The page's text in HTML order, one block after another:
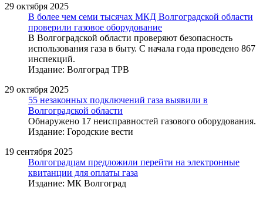
29 октября 2025
В более чем семи тысячах МКД Волгоградской области
проверили газовое оборудование
В Волгоградской области проверяют безопасность
использования газа в быту. С начала года проведено 867
инспекций.
Издание: Волгоград ТРВ
29 октября 2025
55 незаконных подключений газа выявили в
Волгоградской области
Обнаружено 17 неисправностей газового оборудования.
Издание: Городские вести
19 сентября 2025
Волгоградцам предложили перейти на электронные
квитанции для оплаты газа
Издание: МК Волгоград